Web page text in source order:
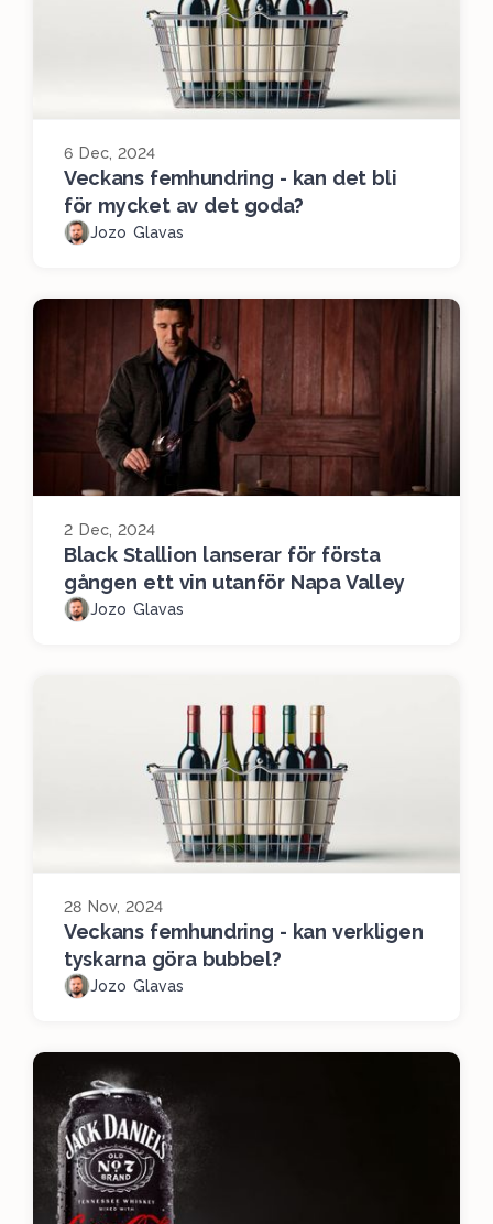
6 Dec, 2024
Veckans femhundring - kan det bli
för mycket av det goda?
Jozo Glavas
2 Dec, 2024
Black Stallion lanserar för första
gången ett vin utanför Napa Valley
Jozo Glavas
28 Nov, 2024
Veckans femhundring - kan verkligen
tyskarna göra bubbel?
Jozo Glavas